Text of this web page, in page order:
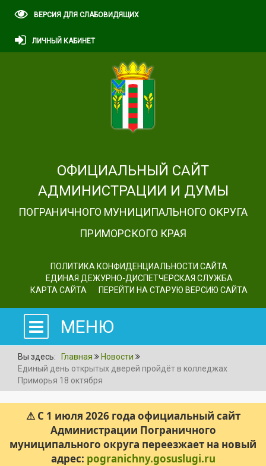
ВЕРСИЯ ДЛЯ СЛАБОВИДЯЩИХ
ЛИЧНЫЙ КАБИНЕТ
ОФИЦИАЛЬНЫЙ САЙТ
АДМИНИСТРАЦИИ И ДУМЫ
ПОГРАНИЧНОГО МУНИЦИПАЛЬНОГО ОКРУГА
ПРИМОРСКОГО КРАЯ
ПОЛИТИКА КОНФИДЕНЦИАЛЬНОСТИ САЙТА
ЕДИНАЯ ДЕЖУРНО-ДИСПЕТЧЕРСКАЯ СЛУЖБА
КАРТА САЙТА
ПЕРЕЙТИ НА СТАРУЮ ВЕРСИЮ САЙТА
МЕНЮ
Вы здесь: Главная
Новости
Единый день открытых дверей пройдёт в колледжах
Приморья 18 октября
⚠ С 1 июля 2026 года официальный сайт
Администрации Пограничного
муниципального округа переезжает на новый
адрес: pogranichny.gosuslugi.ru